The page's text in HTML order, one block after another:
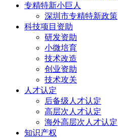
专精特新小巨人
深圳市专精特新政策
科技项目资助
研发资助
小微培育
技术改造
创业资助
技术攻关
人才认定
后备级人才认定
高层次人才认定
海外高层次人才认定
知识产权